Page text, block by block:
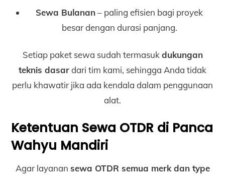
Sewa Bulanan– paling efisien bagi proyek
besar dengan durasi panjang.
Setiap paket sewa sudah termasukdukungan
teknis dasardari tim kami, sehingga Anda tidak
perlu khawatir jika ada kendala dalam penggunaan
alat.
Ketentuan Sewa OTDR di Panca
Wahyu Mandiri
Agar layanan sewa OTDR semua merk dan type